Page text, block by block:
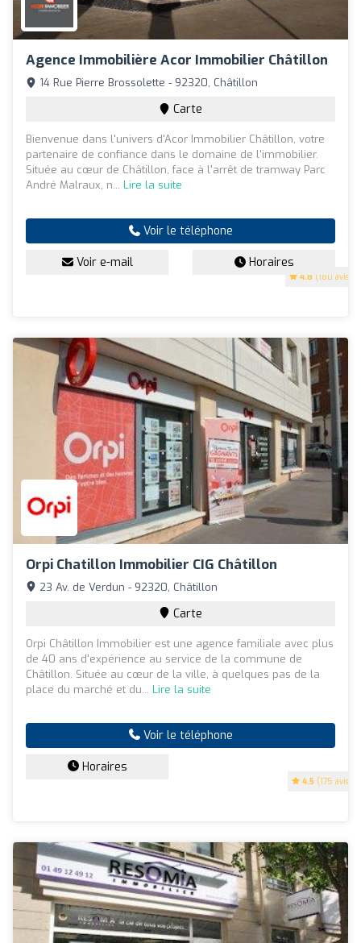
Agence Immobilière Acor Immobilier Châtillon
4.8 (180 avis)
14 Rue Pierre Brossolette - 92320, Châtillon
Carte
Bienvenue dans l'univers d'Acor Immobilier Châtillon, votre
partenaire de confiance dans le domaine de l'immobilier.
Située au cœur de Châtillon, face à l'arrêt de tramway Parc
André Malraux, n... Lire la suite
Voir le téléphone
Voir e-mail Horaires
Orpi Chatillon Immobilier CIG Châtillon
4.5 (175 avis)
23 Av. de Verdun - 92320, Châtillon
Carte
Orpi Châtillon Immobilier est une agence familiale avec plus
de 40 ans d'expérience au service de la commune de
Châtillon. Située au cœur de la ville, à quelques pas de la
place du marché et du... Lire la suite
Voir le téléphone
Horaires